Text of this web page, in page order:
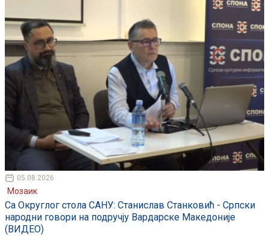
05.08.2026
Мозаик
Са Округлог стола САНУ: Станислав Станковић - Српски
народни говори на подручју Вардарске Македоније
(ВИДЕО)